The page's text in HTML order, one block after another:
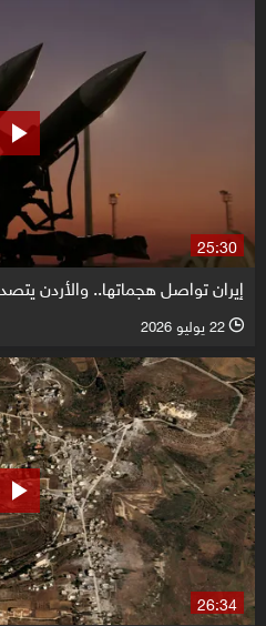
25:30
إيران تواصل هجماتها.. والأردن
l 22 يوليو 2026
26:34